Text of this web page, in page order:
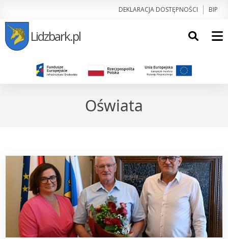
DEKLARACJA DOSTĘPNOŚCI BIP
Lidzbark.pl
Oświata